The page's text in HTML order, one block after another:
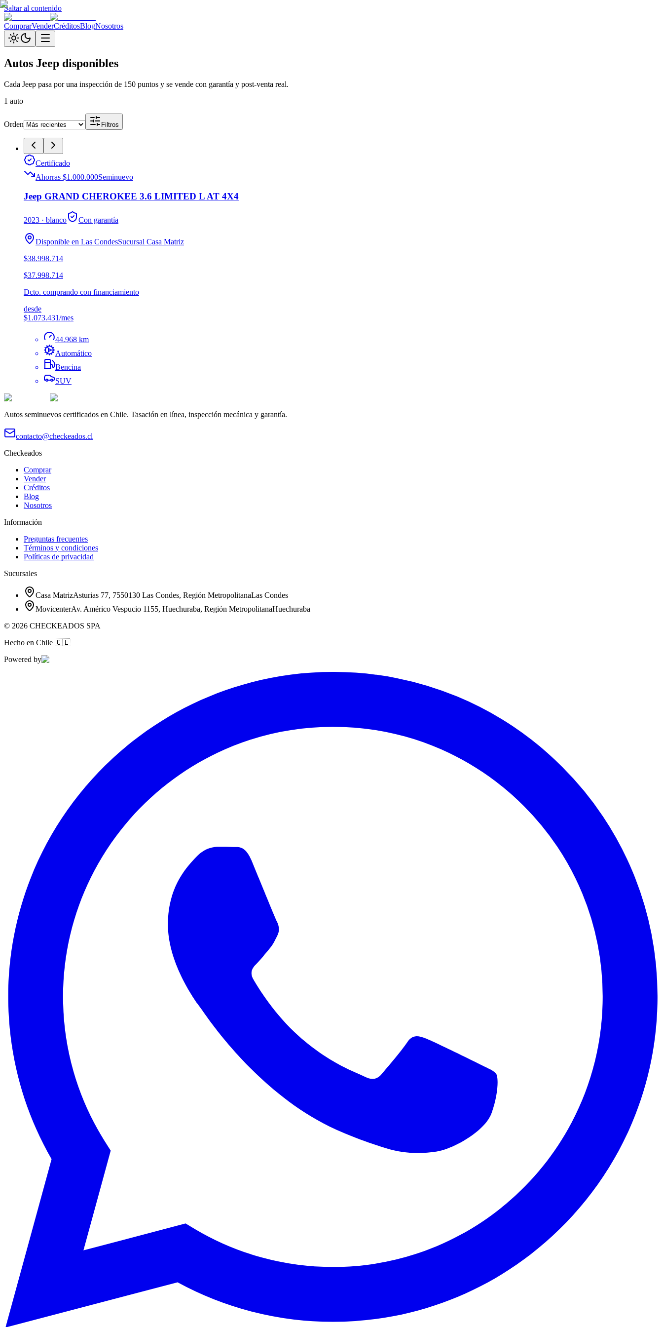
Saltar al contenido
ComprarVenderCréditosBlogNosotros
Autos Jeep disponibles
Cada Jeep pasa por una inspección de 150 puntos y se vende con garantía y post-venta real.
1 auto
Orden Filtros
Certificado
Ahorras $1.000.000Seminuevo
Jeep GRAND CHEROKEE 3.6 LIMITED L AT 4X4
2023 · blanco Con garantía
Disponible en Las CondesSucursal Casa Matriz
$38.998.714
$37.998.714
Dcto. comprando con financiamiento
desde
$1.073.431/mes
44.968 km
Automático
Bencina
SUV
Autos seminuevos certificados en Chile. Tasación en línea, inspección mecánica y garantía.
contacto@checkeados.cl
Checkeados
Comprar
Vender
Créditos
Blog
Nosotros
Información
Preguntas frecuentes
Términos y condiciones
Políticas de privacidad
Sucursales
Casa MatrizAsturias 77, 7550130 Las Condes, Región MetropolitanaLas Condes
MovicenterAv. Américo Vespucio 1155, Huechuraba, Región MetropolitanaHuechuraba
© 2026 CHECKEADOS SPA
Hecho en Chile 🇨🇱
Powered by